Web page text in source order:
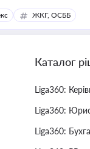
ЖКГ, ОСББ
Каталог
Liga360:
Liga360:
Liga360: